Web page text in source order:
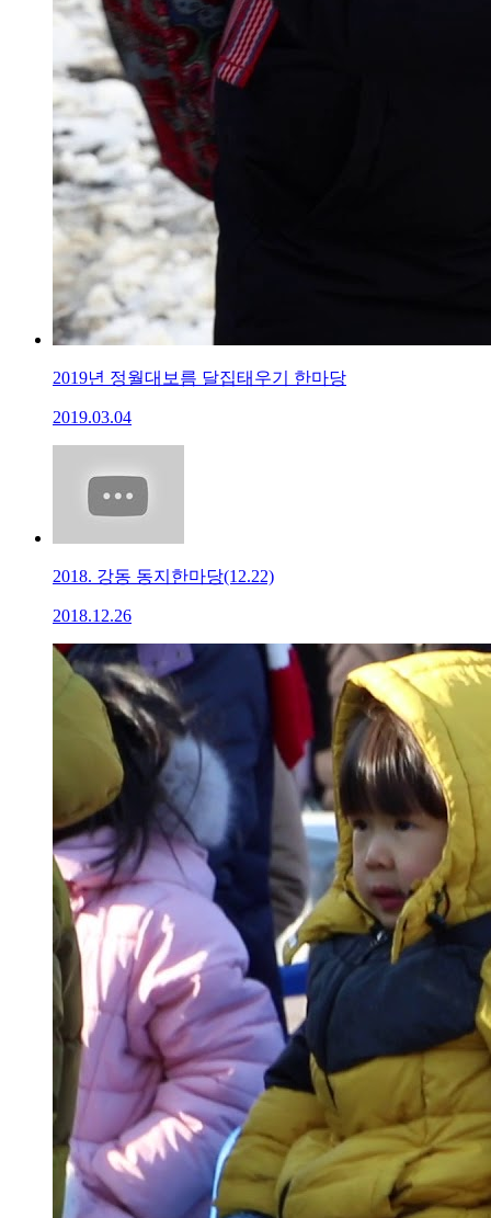
2019년 정월대보름 달집태우기 한마당
2019.03.04
2018. 강동 동지한마당(12.22)
2018.12.26